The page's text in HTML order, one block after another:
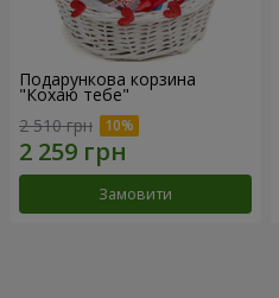
Подарункова корзина
"Кохаю тебе"
2 510 грн
Замовити